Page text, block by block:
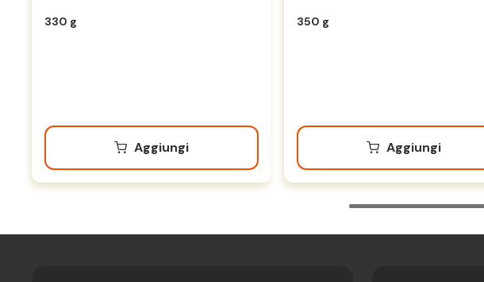
330 g
Aggiungi
350 g
Aggiungi